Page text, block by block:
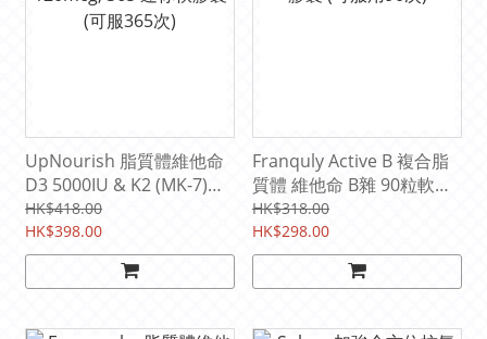
UpNourish 脂質體維他命
D3 5000IU & K2 (MK-7)
120mcg, 365 迷你軟膠囊
(可服365次)
HK$418.00
HK$398.00
Franquly Active B 複合脂
質體 維他命 B雜 90粒軟膠
囊 (可服用90次)
HK$318.00
HK$298.00